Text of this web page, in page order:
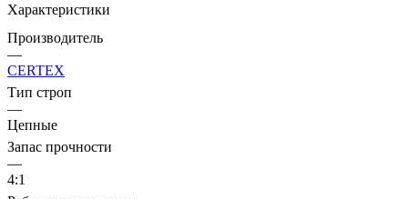
Характеристики
Производитель
—
CERTEX
Тип строп
—
Цепные
Запас прочности
—
4:1